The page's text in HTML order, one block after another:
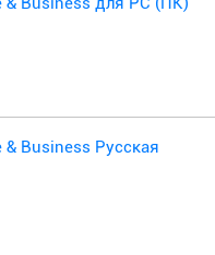
& Business для PC (ПК)
& Business Русская